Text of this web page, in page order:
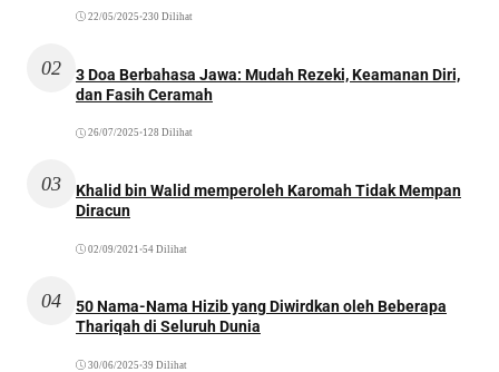
22/05/2025 •230 Dilihat
02
3 Doa Berbahasa Jawa: Mudah Rezeki, Keamanan Diri,
dan Fasih Ceramah
26/07/2025 •128 Dilihat
03
Khalid bin Walid memperoleh Karomah Tidak Mempan
Diracun
02/09/2021 •54 Dilihat
04
50 Nama-Nama Hizib yang Diwirdkan oleh Beberapa
Thariqah di Seluruh Dunia
30/06/2025 •39 Dilihat